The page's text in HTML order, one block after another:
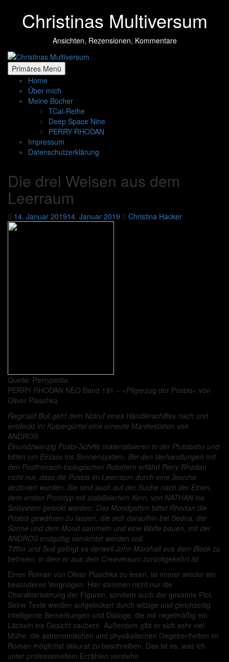
springenChristinas Multiversum
Ansichten, Rezensionen, Kommentare
Primäres Menü
Home
Über mich
Meine Bücher
TCai-Reihe
Deep Space Nine
PERRY RHODAN
Impressum
Datenschutzerklärung
Die drei Weisen aus dem
Leerraum
14. Januar 201914. Januar 2019 Christina Hacker
Quelle: Perrypedia
PERRY RHODAN NEO Band 191 – »Pilgerzug der Posbis« von
Oliver Plaschka
Reginald Bull geht dem Notruf eines Händlerschiffes nach und
entdeckt im Kuipergürtel eine erneute Manifestation von
ANDROS.
Einundzwanzig Posbi-Schiffe materialisieren in der Plutobahn und
bitten um Einlass ins Sonnensystem. Bei den Verhandlungen mit
den Positronisch-biologischen Robotern erfährt Perry Rhodan
nicht nur, dass die Posbis im Leerraum durch eine Seuche
dezimiert wurden. Sie sind auch auf der Suche nach der Einen,
dem ersten Prototyp mit stabilisiertem Kern, von NATHAN ins
Solsystem gelockt worden. Das Mondgehirn bittet Rhodan die
Posbis gewähren zu lassen, die sich daraufhin bei Sedna, der
Sonne und dem Mond sammeln und eine Waffe bauen, mit der
ANDROS endgültig vernichtet werden soll.
Tifflor und Sud gelingt es derweil John Marshall aus dem Block zu
befreien, in dem er aus dem Creaversum zurückgekehrt ist.
Einen Roman von Oliver Plaschka zu lesen, ist immer wieder ein
besonderes Vergnügen. Hier stimmen nicht nur die
Charakterisierung der Figuren, sondern auch der gesamte Plot.
Seine Texte werden aufgelockert durch witzige und gleichzeitig
intelligente Bemerkungen und Dialoge, die mir regelmäßig ein
Lächeln ins Gesicht zaubern. Außerdem gibt er sich sehr viel
Mühe, die astronomischen und physikalischen Gegebenheiten im
Roman möglichst akkurat zu beschreiben. Das ist es, was ich
unter professionellem Erzählen verstehe.